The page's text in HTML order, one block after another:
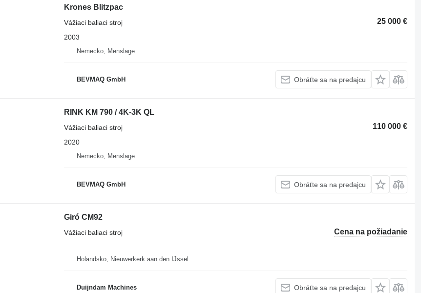
Krones Blitzpac
25 000 €
Vážiaci baliaci stroj
2003
Nemecko, Menslage
BEVMAQ GmbH Obráťte sa na predajcu
RINK KM 790 / 4K-3K QL
110 000 €
Vážiaci baliaci stroj
2020
Nemecko, Menslage
BEVMAQ GmbH Obráťte sa na predajcu
Giró CM92
Cena na požiadanie
Vážiaci baliaci stroj
Holandsko, Nieuwerkerk aan den IJssel
Duijndam Machines Obráťte sa na predajcu